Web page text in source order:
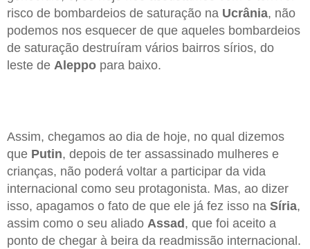
risco de bombardeios de saturação na Ucrânia, não
podemos nos esquecer de que aqueles bombardeios
de saturação destruíram vários bairros sírios, do
leste de Aleppo para baixo.
Assim, chegamos ao dia de hoje, no qual dizemos
que Putin, depois de ter assassinado mulheres e
crianças, não poderá voltar a participar da vida
internacional como seu protagonista. Mas, ao dizer
isso, apagamos o fato de que ele já fez isso na Síria,
assim como o seu aliado Assad , que foi aceito a
ponto de chegar à beira da readmissão internacional.